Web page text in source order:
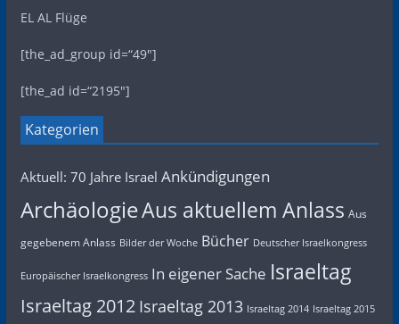
EL AL Flüge
[the_ad_group id=“49″]
[the_ad id=“2195″]
Kategorien
Aktuell: 70 Jahre Israel Ankündigungen
ArchäologieAus aktuellem Anlass Aus
gegebenem Anlass Bilder der Woche Bücher Deutscher Israelkongress
Europäischer Israelkongress In eigener Sache Israeltag
Israeltag 2012 Israeltag 2013 Israeltag 2014 Israeltag 2015